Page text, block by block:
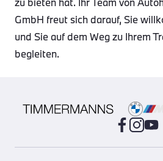
GmbH freut sich darauf, Sie
und Sie auf dem Weg zu Ihrem
begleiten.